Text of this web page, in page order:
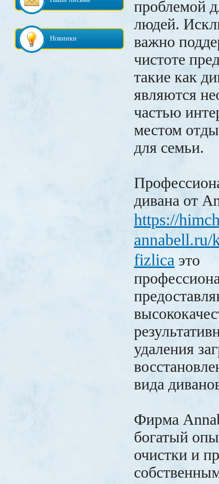
Новинки
проблемой
людей.
важно
чистоте
такие как
являются
частью
местом
для семьи.
дивана от
https://
annabell.ru/
fizlica это
удаления
вида
Фирма
богатый
очистки и